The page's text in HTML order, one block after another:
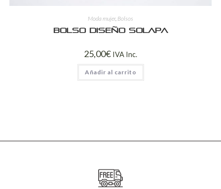
Moda mujer, Bolsos
Bolso diseño solapa
25,00€ IVA Inc.
Añadir al carrito